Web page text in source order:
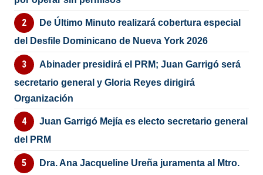
De Último Minuto realizará cobertura especial
del Desfile Dominicano de Nueva York 2026
Abinader presidirá el PRM; Juan Garrigó será
secretario general y Gloria Reyes dirigirá
Organización
Juan Garrigó Mejía es electo secretario general
del PRM
Dra. Ana Jacqueline Ureña juramenta al Mtro.